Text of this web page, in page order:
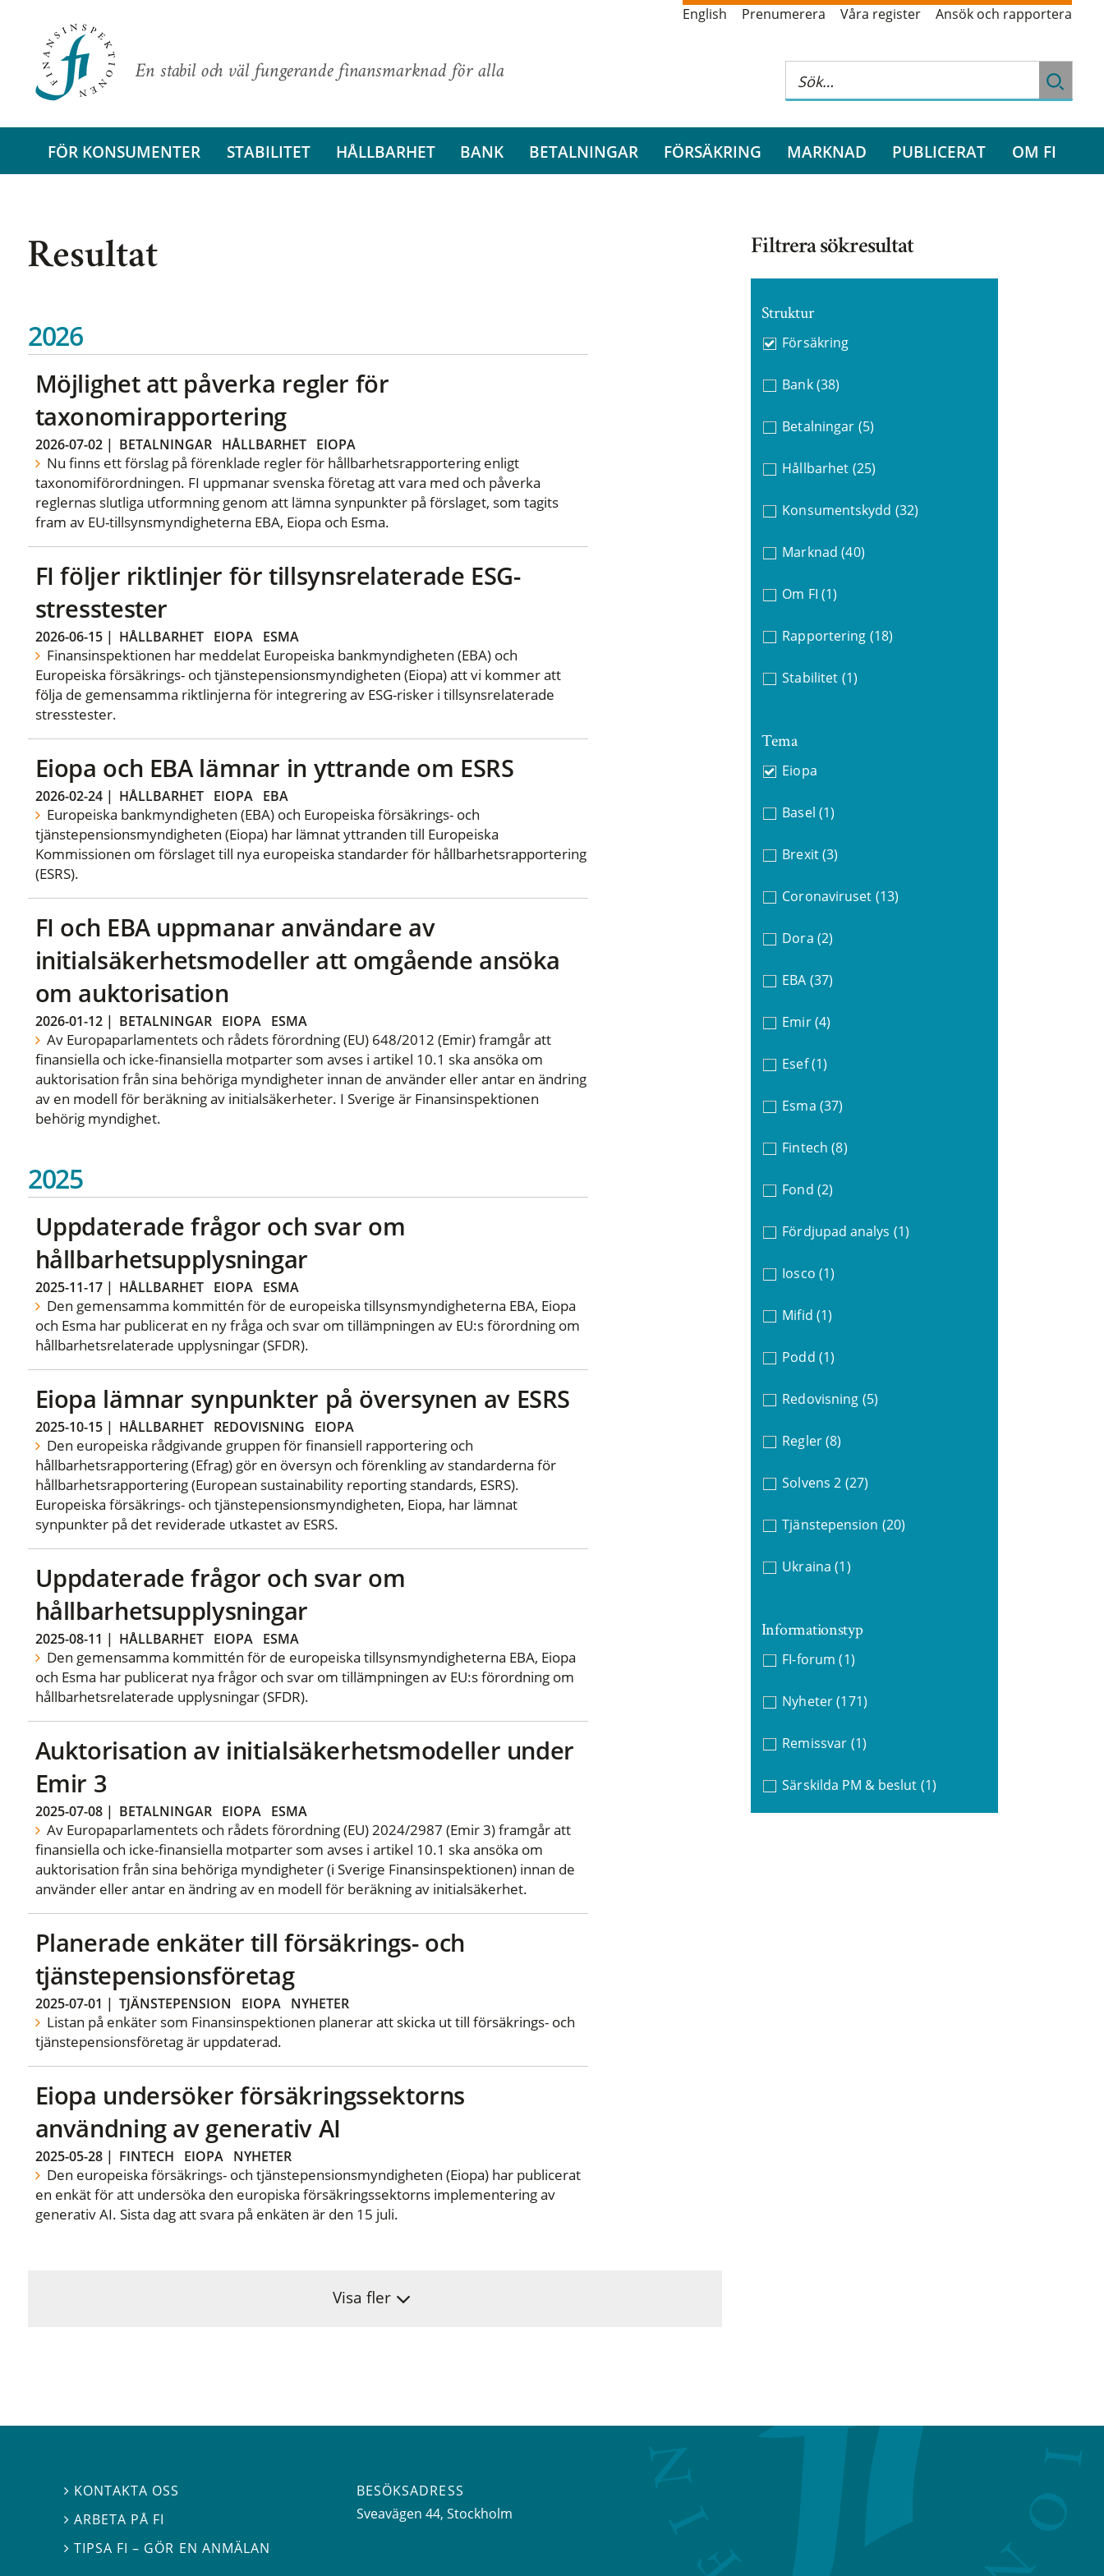
En stabil och väl fungerande finansmarknad för alla
English Prenumerera Våra register Ansök och rapportera
FÖR KONSUMENTER STABILITET HÅLLBARHET BANK BETALNINGAR FÖRSÄKRING MARKNAD PUBLICERAT OM FI
Resultat
2026
Möjlighet att påverka regler för
taxonomirapportering
2026-07-02| BETALNINGAR HÅLLBARHET EIOPA
Nu finns ett förslag på förenklade regler för hållbarhetsrapportering enligt
taxonomiförordningen. FI uppmanar svenska företag att vara med och påverka
reglernas slutliga utformning genom att lämna synpunkter på förslaget, som tagits
fram av EU-tillsynsmyndigheterna EBA, Eiopa och Esma.
FI följer riktlinjer för tillsynsrelaterade ESG-
stresstester
2026-06-15| HÅLLBARHET EIOPA ESMA
Finansinspektionen har meddelat Europeiska bankmyndigheten (EBA) och
Europeiska försäkrings- och tjänstepensionsmyndigheten (Eiopa) att vi kommer att
följa de gemensamma riktlinjerna för integrering av ESG-risker i tillsynsrelaterade
stresstester.
Eiopa och EBA lämnar in yttrande om ESRS
2026-02-24| HÅLLBARHET EIOPA EBA
Europeiska bankmyndigheten (EBA) och Europeiska försäkrings- och
tjänstepensionsmyndigheten (Eiopa) har lämnat yttranden till Europeiska
Kommissionen om förslaget till nya europeiska standarder för hållbarhetsrapportering
(ESRS).
FI och EBA uppmanar användare av
initialsäkerhetsmodeller att omgående ansöka
om auktorisation
2026-01-12| BETALNINGAR EIOPA ESMA
Av Europaparlamentets och rådets förordning (EU) 648/2012 (Emir) framgår att
finansiella och icke-finansiella motparter som avses i artikel 10.1 ska ansöka om
auktorisation från sina behöriga myndigheter innan de använder eller antar en ändring
av en modell för beräkning av initialsäkerheter. I Sverige är Finansinspektionen
behörig myndighet.
2025
Uppdaterade frågor och svar om
hållbarhetsupplysningar
2025-11-17| HÅLLBARHET EIOPA ESMA
Den gemensamma kommittén för de europeiska tillsynsmyndigheterna EBA, Eiopa
och Esma har publicerat en ny fråga och svar om tillämpningen av EU:s förordning om
hållbarhetsrelaterade upplysningar (SFDR).
Eiopa lämnar synpunkter på översynen av ESRS
2025-10-15| HÅLLBARHET REDOVISNING EIOPA
Den europeiska rådgivande gruppen för finansiell rapportering och
hållbarhetsrapportering (Efrag) gör en översyn och förenkling av standarderna för
hållbarhetsrapportering (European sustainability reporting standards, ESRS).
Europeiska försäkrings- och tjänstepensionsmyndigheten, Eiopa, har lämnat
synpunkter på det reviderade utkastet av ESRS.
Uppdaterade frågor och svar om
hållbarhetsupplysningar
2025-08-11 | HÅLLBARHET EIOPA ESMA
Den gemensamma kommittén för de europeiska tillsynsmyndigheterna EBA, Eiopa
och Esma har publicerat nya frågor och svar om tillämpningen av EU:s förordning om
hållbarhetsrelaterade upplysningar (SFDR).
Auktorisation av initialsäkerhetsmodeller under
Emir 3
2025-07-08| BETALNINGAR EIOPA ESMA
Av Europaparlamentets och rådets förordning (EU) 2024/2987 (Emir 3) framgår att
finansiella och icke-finansiella motparter som avses i artikel 10.1 ska ansöka om
auktorisation från sina behöriga myndigheter (i Sverige Finansinspektionen) innan de
använder eller antar en ändring av en modell för beräkning av initialsäkerhet.
Planerade enkäter till försäkrings- och
tjänstepensionsföretag
2025-07-01 | TJÄNSTEPENSION EIOPA NYHETER
Listan på enkäter som Finansinspektionen planerar att skicka ut till försäkrings- och
tjänstepensionsföretag är uppdaterad.
Eiopa undersöker försäkringssektorns
användning av generativ AI
2025-05-28| FINTECH EIOPA NYHETER
Den europeiska försäkrings- och tjänstepensionsmyndigheten (Eiopa) har publicerat
en enkät för att undersöka den europiska försäkringssektorns implementering av
generativ AI. Sista dag att svara på enkäten är den 15 juli.
Visa fler
Filtrera sökresultat
Struktur
Försäkring
Bank (38)
Betalningar (5)
Hållbarhet (25)
Konsumentskydd (32)
Marknad (40)
Om FI (1)
Rapportering (18)
Stabilitet (1)
Tema
Eiopa
Basel (1)
Brexit (3)
Coronaviruset (13)
Dora (2)
EBA (37)
Emir (4)
Esef (1)
Esma (37)
Fintech (8)
Fond (2)
Fördjupad analys (1)
Iosco (1)
Mifid (1)
Podd (1)
Redovisning (5)
Regler (8)
Solvens 2 (27)
Tjänstepension (20)
Ukraina (1)
Informationstyp
FI-forum (1)
Nyheter (171)
Remissvar (1)
Särskilda PM & beslut (1)
 KONTAKTA OSS
 ARBETA PÅ FI
TIPSA FI – GÖR EN ANMÄLAN
BESÖKSADRESS
Sveavägen 44, Stockholm